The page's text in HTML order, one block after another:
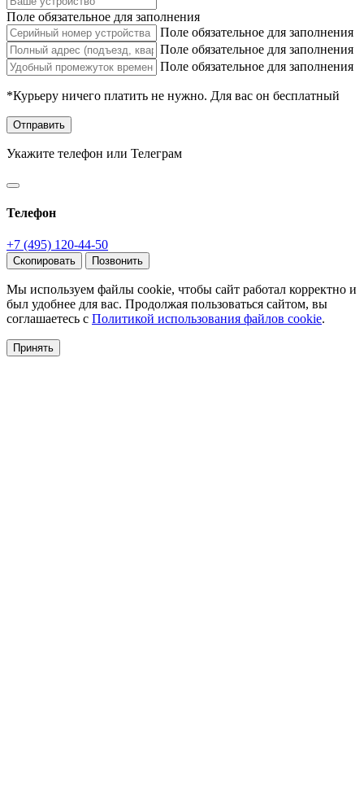
Поле обязательное для заполнения
Поле обязательное для заполнения
Поле обязательное для заполнения
Поле обязательное для заполнения
*Курьеру ничего платить не нужно. Для вас он бесплатный
Отправить
Укажите телефон или Телеграм
Телефон
+7 (495) 120-44-50
Скопировать Позвонить
Мы используем файлы cookie, чтобы сайт работал корректно и
был удобнее для вас. Продолжая пользоваться сайтом, вы
соглашаетесь с Политикой использования файлов cookie.
Принять